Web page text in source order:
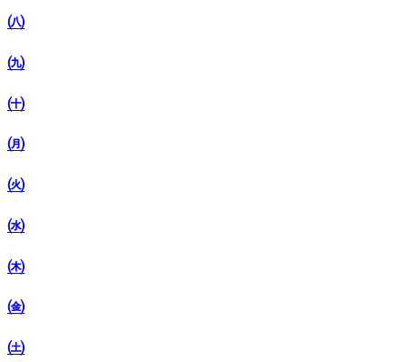
㈧
㈨
㈩
㈪
㈫
㈬
㈭
㈮
㈯